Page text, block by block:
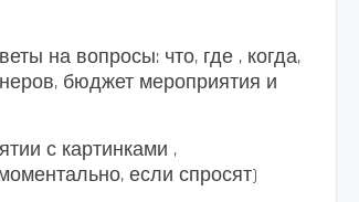
на вопросы: что, где , когда,
бюджет мероприятия и
с картинками ,
если спросят)